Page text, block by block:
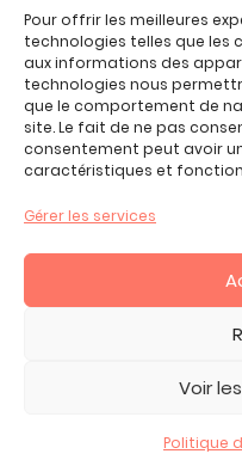
Pour offrir les meilleures
technologies telles que les
aux informations des
technologies nous
que le comportement de
site. Le fait de ne pas
consentement peut avoir
caractéristiques et
Gérer les services
Voir
Politique
Jeux
Jeux
Jeux
Tous
Promos
Politique